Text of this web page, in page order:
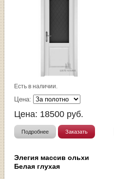
Есть в наличии.
Цена:
Цена: 18500 руб.
Подробнее Заказать
Элегия массив ольхи
Белая глухая